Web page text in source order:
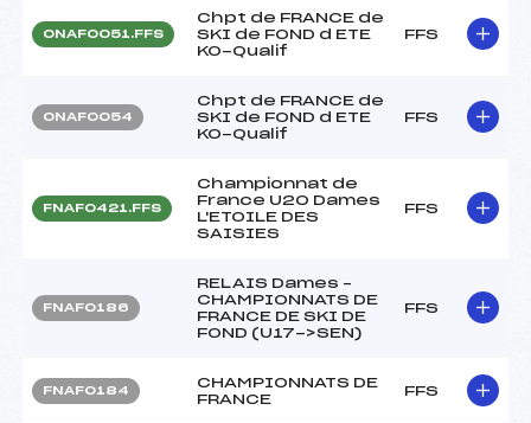
ONAF0051.FFS
Chpt de FRANCE de
SKI de FOND d ETE
KO-Qualif
FFS
ONAF0054
Chpt de FRANCE de
SKI de FOND d ETE
KO-Qualif
FFS
FNAF0421.FFS
Championnat de
France U20 Dames
L'ETOILE DES
SAISIES
FFS
FNAF0186
RELAIS Dames –
CHAMPIONNATS DE
FRANCE DE SKI DE
FOND (U17->SEN)
FFS
FNAF0184
CHAMPIONNATS DE
FRANCE
FFS